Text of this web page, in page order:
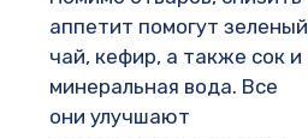
аппетит помогут зеленый
чай, кефир, а также сок и
минеральная вода. Все
они улучшают